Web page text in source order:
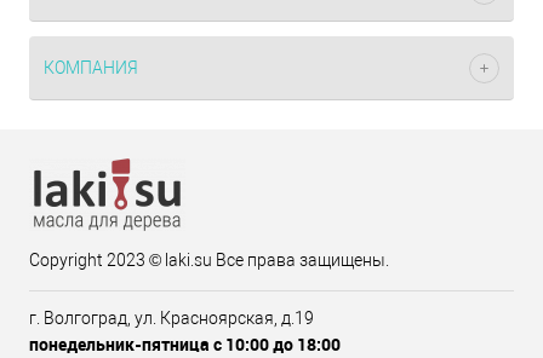
КОМПАНИЯ
Copyright 2023 © laki.su Все права защищены.
г. Волгоград, ул. Красноярская, д.19
понедельник-пятница с 10:00 до 18:00